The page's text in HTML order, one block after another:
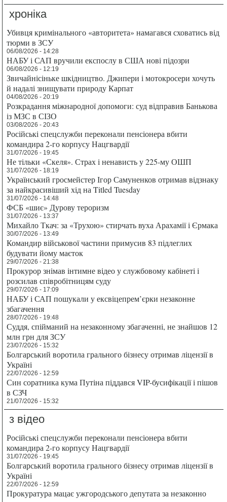
хроніка
Убивця кримінального «авторитета» намагався сховатись від
тюрми в ЗСУ
06/08/2026 - 14:28
НАБУ і САП вручили експослу в США нові підозри
06/08/2026 - 12:19
Звичайнісіньке шкідництво. Джипери і мотокросери хочуть
й надалі знищувати природу Карпат
04/08/2026 - 20:19
Розкрадання міжнародної допомоги: суд відправив Банькова
із МЗС в СІЗО
03/08/2026 - 20:43
Російські спецслужби переконали пенсіонера вбити
командира 2-го корпусу Нацгвардії
31/07/2026 - 19:45
Не тільки «Скеля». Страх і ненависть у 225-му ОШП
31/07/2026 - 18:19
Український гросмейстер Ігор Самуненков отримав відзнаку
за найкрасивіший хід на Titled Tuesday
31/07/2026 - 14:48
ФСБ «шиє» Дурову тероризм
31/07/2026 - 13:37
Михайло Ткач: за «Трухою» стирчать вуха Арахамії і Єрмака
30/07/2026 - 13:49
Командир військової частини примусив 83 підлеглих
будувати йому маєток
29/07/2026 - 21:38
Прокурор знімав інтимне відео у службовому кабінеті і
розсилав співробітницям суду
29/07/2026 - 17:09
НАБУ і САП пошукали у ексвіцепрем’єрки незаконне
збагачення
28/07/2026 - 19:48
Суддя, спійманий на незаконному збагаченні, не знайшов 12
млн грн для ЗСУ
23/07/2026 - 15:32
Болгарський воротила грального бізнесу отримав ліцензії в
Україні
22/07/2026 - 12:59
Син соратника кума Путіна піддався VIP-бусифікації і пішов
в СЗЧ
21/07/2026 - 15:32
з відео
Російські спецслужби переконали пенсіонера вбити
командира 2-го корпусу Нацгвардії
31/07/2026 - 19:45
Болгарський воротила грального бізнесу отримав ліцензії в
Україні
22/07/2026 - 12:59
Прокуратура мацає ужгородського депутата за незаконно